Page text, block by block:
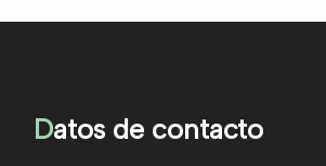
Datos de contacto